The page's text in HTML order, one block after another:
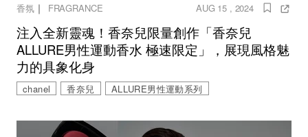
香氛｜ FRAGRANCE AUG 15 , 2024
注入全新靈魂！香奈兒限量創作「香奈兒
ALLURE男性運動香水 極速限定」，展現風格魅
力的具象化身
chanel 香奈兒 ALLURE男性運動系列